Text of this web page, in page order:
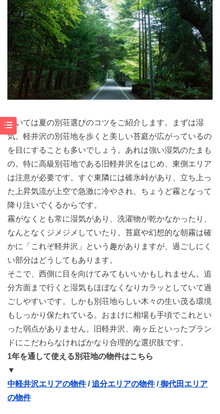
続いては夏の別荘選びのコツをご紹介します。まずは湿
気。軽井沢の別荘地を歩くと美しい苔庭が広がっているの
を目にすることも多いでしょう。あれは強い湿気のたまも
の。特に高級別荘地である旧軽井沢をはじめ、東側エリア
は注意が必要です。すぐ東隣には碓氷峠があり、立ち上っ
た上昇気流が上空で急激に冷やされ、ちょうど霧となって
降り注いでくるからです。
霧がなくとも常に湿気があり、洗濯物が乾かなかったり、
なんとなくジメジメしていたり。苔庭や幻想的な朝霧は確
かに「これぞ軽井沢」という趣がありますが、過ごしにく
い部分はどうしてもあります。
そこで、西側に目を向けてみてもいいかもしれません。追
分方面まで行くと湿気もほぼなくなりカラッとしていて過
ごしやすいです。しかも別荘地らしい木々の生い茂る環境
もしっかり保たれている。おまけに相場も手頃でこれとい
った弱点がありません。旧軽井沢、南ヶ丘といったブラン
ドにこだわらなければかなり合理的な選択肢です。
1年を通して使える別荘地の物件はこちら
▼
中軽井沢エリアの物件/ 追分エリアの物件/ 御代田エリア
の物件